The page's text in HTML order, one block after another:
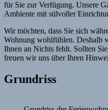
für Sie zur Verfügung. Unsere
Ambiente mit stilvoller
Wir möchten, dass Sie sich
Wohnung wohlfühlen. Deshalb
Ihnen an Nichts fehlt. Sollten
freuen wir uns über Ihren
Grundriss